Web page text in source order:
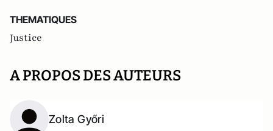
THEMATIQUES
Justice
A PROPOS DES AUTEURS
Zolta Győri